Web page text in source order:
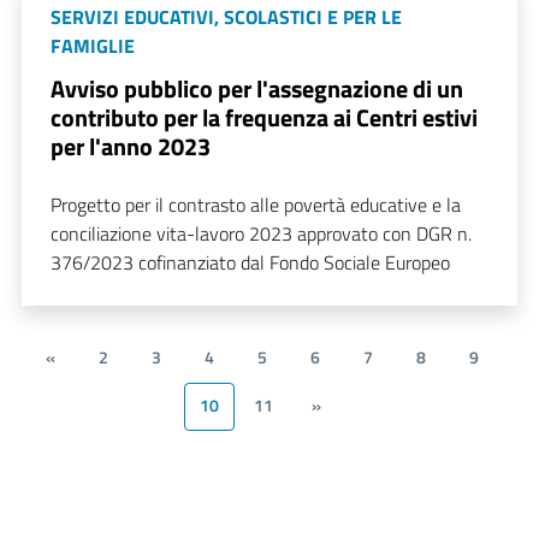
SERVIZI EDUCATIVI, SCOLASTICI E PER LE
FAMIGLIE
Avviso pubblico per l'assegnazione di un
contributo per la frequenza ai Centri estivi
per l'anno 2023
Progetto per il contrasto alle povertà educative e la
conciliazione vita-lavoro 2023 approvato con DGR n.
376/2023 cofinanziato dal Fondo Sociale Europeo
« 2 3 4 5 6 7 8
9
10
11 »